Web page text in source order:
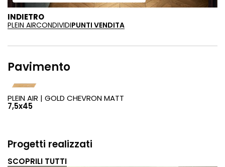
INDIETRO
PLEIN AIRCONDIVIDIPUNTI VENDITA
Pavimento
PLEIN AIR | GOLD CHEVRON MATT
7,5x45
Progetti realizzati
SCOPRILI TUTTI